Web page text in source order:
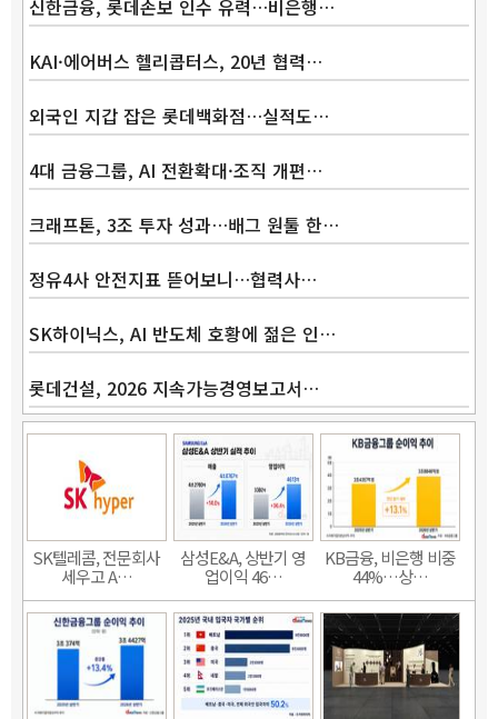
신한금융, 롯데손보 인수 유력…비은행…
KAI·에어버스 헬리콥터스, 20년 협력…
외국인 지갑 잡은 롯데백화점…실적도…
4대 금융그룹, AI 전환확대·조직 개편…
크래프톤, 3조 투자 성과…배그 원툴 한…
정유4사 안전지표 뜯어보니…협력사…
SK하이닉스, AI 반도체 호황에 젊은 인…
롯데건설, 2026 지속가능경영보고서…
SK텔레콤, 전문회사
세우고 A…
삼성E&A, 상반기 영
업이익 46…
KB금융, 비은행 비중
44%…상…